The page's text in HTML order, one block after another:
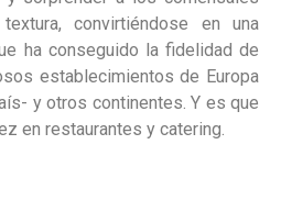
convirtiéndose en una
ha conseguido la fidelidad de
establecimientos de Europa
y otros continentes. Y es que
en restaurantes y catering.